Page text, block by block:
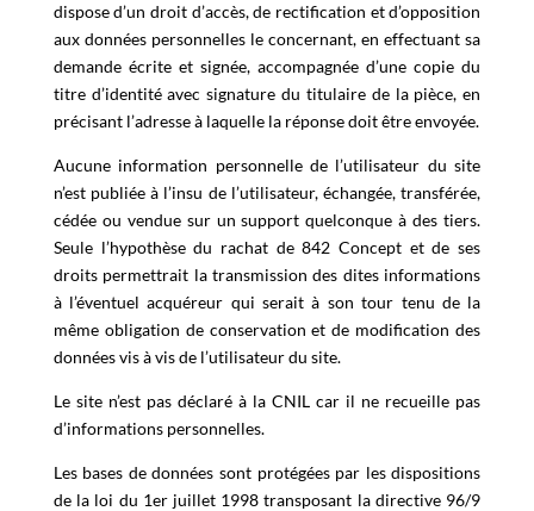
dispose d’un droit d’accès, de rectification et d’opposition
aux données personnelles le concernant, en effectuant sa
demande écrite et signée, accompagnée d’une copie du
titre d’identité avec signature du titulaire de la pièce, en
précisant l’adresse à laquelle la réponse doit être envoyée.
Aucune information personnelle de l’utilisateur du site
n’est publiée à l’insu de l’utilisateur, échangée, transférée,
cédée ou vendue sur un support quelconque à des tiers.
Seule l’hypothèse du rachat de 842 Concept et de ses
droits permettrait la transmission des dites informations
à l’éventuel acquéreur qui serait à son tour tenu de la
même obligation de conservation et de modification des
données vis à vis de l’utilisateur du site.
Le site n’est pas déclaré à la CNIL car il ne recueille pas
d’informations personnelles.
Les bases de données sont protégées par les dispositions
de la loi du 1er juillet 1998 transposant la directive 96/9